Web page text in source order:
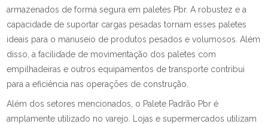
armazenados de forma segura em paletes Pbr. A robustez e a
capacidade de suportar cargas pesadas tornam esses paletes
ideais para o manuseio de produtos pesados e volumosos. Além
disso, a facilidade de movimentação dos paletes com
empilhadeiras e outros equipamentos de transporte contribui
para a eficiência nas operações de construção.
Além dos setores mencionados, o Palete Padrão Pbr é
amplamente utilizado no varejo. Lojas e supermercados utilizam